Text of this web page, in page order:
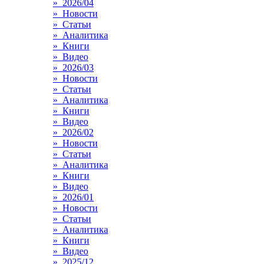
» 2026/04
» Новости
» Статьи
» Аналитика
» Книги
» Видео
» 2026/03
» Новости
» Статьи
» Аналитика
» Книги
» Видео
» 2026/02
» Новости
» Статьи
» Аналитика
» Книги
» Видео
» 2026/01
» Новости
» Статьи
» Аналитика
» Книги
» Видео
» 2025/12